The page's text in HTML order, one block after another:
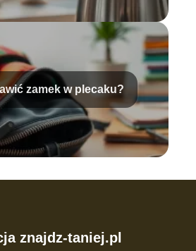
zamek w plecaku?
znajdz-taniej.pl